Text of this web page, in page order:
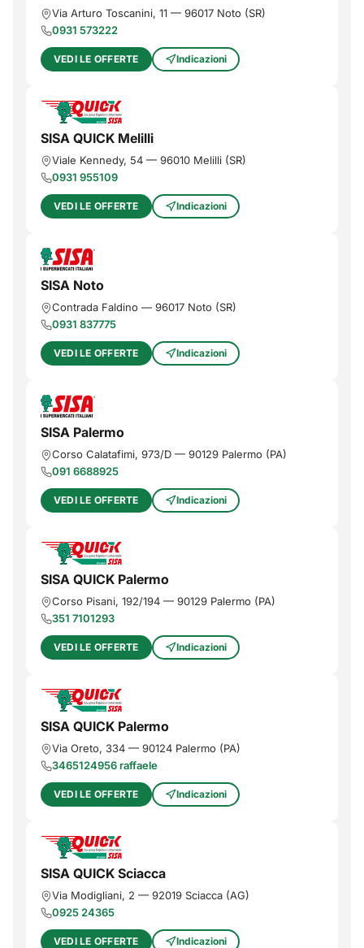
Via Arturo Toscanini, 11 — 96017 Noto (SR)
0931 573222
VEDI LE OFFERTE Indicazioni
SISA QUICK Melilli
Viale Kennedy, 54 — 96010 Melilli (SR)
0931 955109
VEDI LE OFFERTE Indicazioni
SISA Noto
Contrada Faldino — 96017 Noto (SR)
0931 837775
VEDI LE OFFERTE Indicazioni
SISA Palermo
Corso Calatafimi, 973/D — 90129 Palermo (PA)
091 6688925
VEDI LE OFFERTE Indicazioni
SISA QUICK Palermo
Corso Pisani, 192/194 — 90129 Palermo (PA)
351 7101293
VEDI LE OFFERTE Indicazioni
SISA QUICK Palermo
Via Oreto, 334 — 90124 Palermo (PA)
3465124956 raffaele
VEDI LE OFFERTE Indicazioni
SISA QUICK Sciacca
Via Modigliani, 2 — 92019 Sciacca (AG)
0925 24365
VEDI LE OFFERTE Indicazioni